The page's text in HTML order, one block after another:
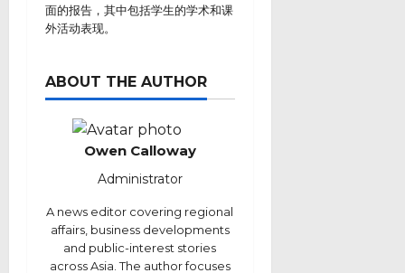
面的报告，其中包括学生的学术和课
外活动表现。
ABOUT THE AUTHOR
Owen Calloway
Administrator
A news editor covering regional
affairs, business developments
and public-interest stories
across Asia. The author focuses